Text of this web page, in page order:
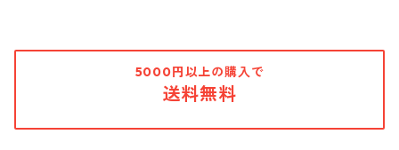
5000円以上の購入で
送料無料